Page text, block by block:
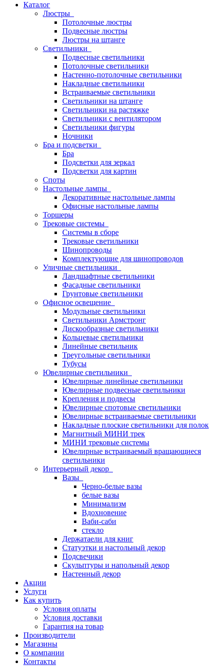
Каталог
Люстры
Потолочные люстры
Подвесные люстры
Люстры на штанге
Светильники
Подвесные светильники
Потолочные светильники
Настенно-потолочные светильники
Накладные светильники
Встраиваемые светильники
Светильники на штанге
Светильники на растяжке
Светильники с вентилятором
Светильники фигуры
Ночники
Бра и подсветки
Бра
Подсветки для зеркал
Подсветки для картин
Споты
Настольные лампы
Декоративные настольные лампы
Офисные настольные лампы
Торшеры
Трековые системы
Системы в сборе
Трековые светильники
Шинопроводы
Комплектующие для шинопроводов
Уличные светильники
Ландшафтные светильники
Фасадные светильники
Грунтовые светильники
Офисное освещение
Модульные светильники
Светильники Армстронг
Дискообразные светильники
Кольцевые светильники
Линейные светильник
Треугольные светильники
Тубусы
Ювелирные светильники
Ювелирные линейные светильники
Ювелирные подвесные светильники
Крепления и подвесы
Ювелирные спотовые светильники
Ювелирные встраиваемые светильники
Накладные плоские светильники для полок
Магнитный МИНИ трек
МИНИ трековые системы
Ювелирные встраиваемый вращающиеся
светильники
Интерьерный декор
Вазы
Черно-белые вазы
белые вазы
Минимализм
Вдохновение
Ваби-саби
стекло
Держатаели для книг
Статуэтки и настольный декор
Подсвечики
Скульптуры и напольный декор
Настенный декор
Акции
Услуги
Как купить
Условия оплаты
Условия доставки
Гарантия на товар
Производители
Магазины
О компании
Контакты